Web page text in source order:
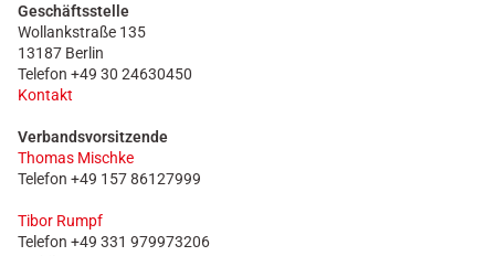
Geschäftsstelle
Wollankstraße 135
13187 Berlin
Telefon +49 30 24630450
Kontakt
Verbandsvorsitzende
Thomas Mischke
Telefon +49 157 86127999
Tibor Rumpf
Telefon +49 331 979973206